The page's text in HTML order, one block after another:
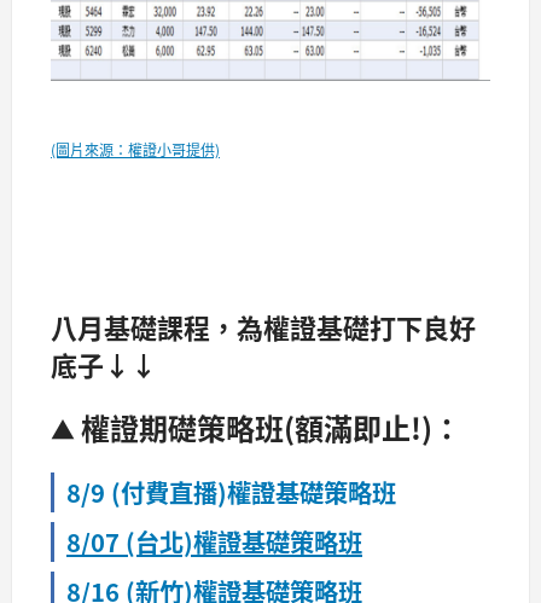
(圖片來源：權證小哥提供)
八月基礎課程，為權證基礎打下良好
底子↓↓
▲ 權證期礎策略班(額滿即止!)：
8/9 (付費直播)權證基礎策略班
8/07 (台北)權證基礎策略班
8/16 (新竹)權證基礎策略班